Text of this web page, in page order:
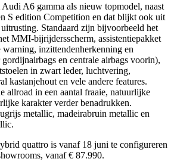
A6 gamma als nieuw topmodel, naast
S edition Competition en dat blijkt ook uit
Standaard zijn bijvoorbeeld het
MMI-bijrijdersscherm, assistentiepakket
inzittendenherkenning en
en centrale airbags voorin),
in zwart leder, luchtvering,
kastanjehout en vele andere features.
allroad in een aantal fraaie, natuurlijke
karakter verder benadrukken.
metallic, madeirabruin metallic en
quattro is vanaf 18 juni te configureren
vanaf € 87.990.